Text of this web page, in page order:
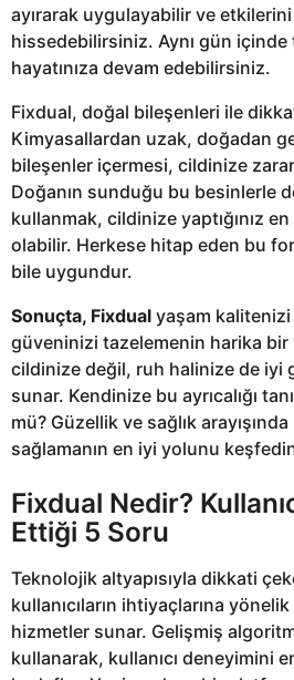
ayırarak uygulayabilir ve etkilerini
hissedebilirsiniz. Aynı gün
hayatınıza devam edebilirsiniz.
Fixdual, doğal bileşenleri ile
Kimyasallardan uzak, doğadan
bileşenler içermesi, cildinize
Doğanın sunduğu bu besinlerle
kullanmak, cildinize yaptığınız
olabilir. Herkese hitap eden bu
bile uygundur.
Sonuçta, Fixdual yaşam kalitenizi
güveninizi tazelemenin harika bir
cildinize değil, ruh halinize de iyi
sunar. Kendinize bu ayrıcalığı
mü? Güzellik ve sağlık
sağlamanın en iyi yolunu
Fixdual Nedir?
Ettiği 5 Soru
Teknolojik altyapısıyla dikkati
kullanıcıların ihtiyaçlarına
hizmetler sunar. Gelişmiş
kullanarak, kullanıcı deneyimini